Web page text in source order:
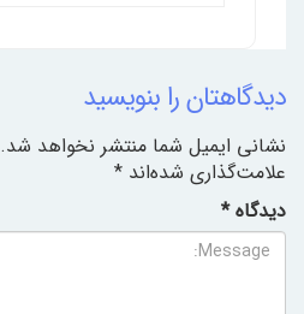
دیدگاهتان را بنویسید
نشانی ایمیل شما منتشر نخواهد شد.
علامت‌گذاری شده‌اند *
دیدگاه*